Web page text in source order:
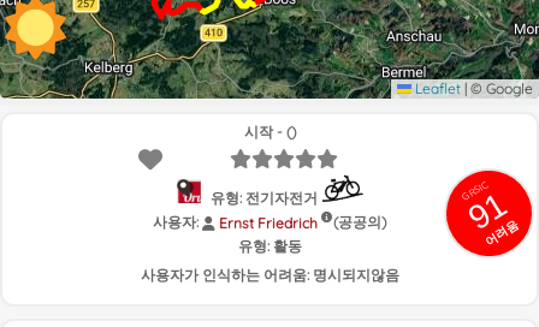
Leaflet | © Google
GRSIC
91
어려움
시작 - ()
유형: 전기자전거
사용자:
Ernst Friedrich
(공공의)
유형: 활동
사용자가 인식하는 어려움: 명시되지않음